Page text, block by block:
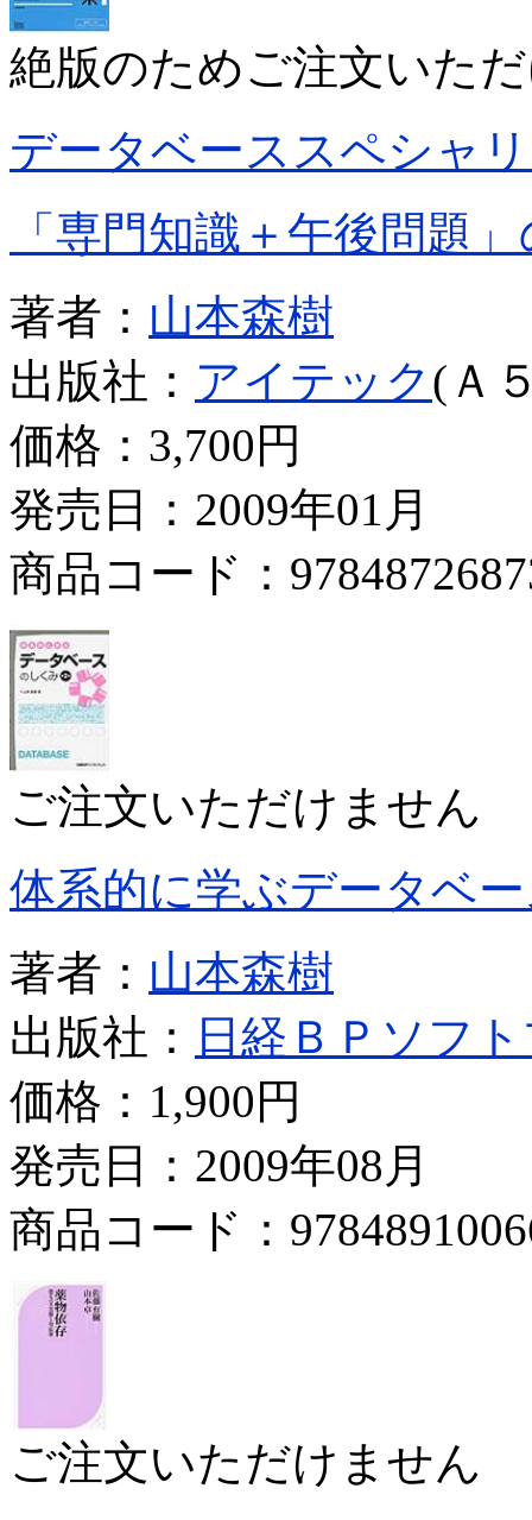
絶版のためご注文いた
データベーススペシャ
「専門知識＋午後問題
著者： 山本森樹
出版社： アイテック(Ａ
価格： 3,700円
発売日：2009年01月
商品コード：
ご注文いただけません
体系的に学ぶデータベ
著者： 山本森樹
出版社：
日経ＢＰソフ
価格： 1,900円
発売日：2009年08月
商品コード：
ご注文いただけません